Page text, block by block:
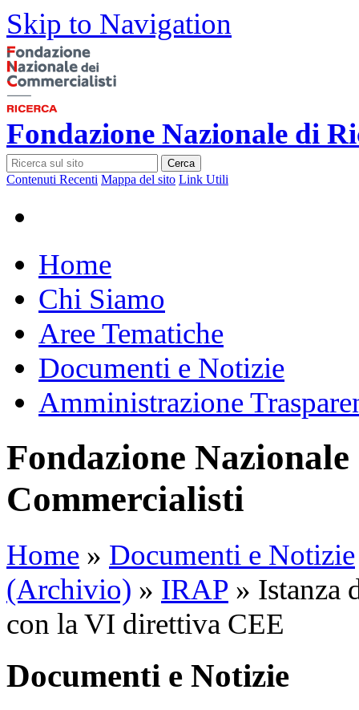
Skip to Navigation
Fondazione Nazionale di
Cerca
Contenuti Recenti Mappa del sito Link Utili
Home
Chi Siamo
Aree Tematiche
Documenti e Notizie
Amministrazione
Fondazione
Commercialisti
Home » Documenti e Notizie
(Archivio) » IRAP » Istanza
con la VI direttiva CEE
Documenti e Notizie